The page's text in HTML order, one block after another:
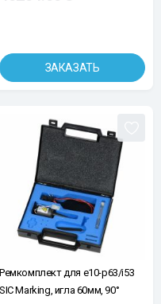
ЗАКАЗАТЬ
Ремкомплект для e10-p63/i53
SIC Marking, игла 60мм, 90°